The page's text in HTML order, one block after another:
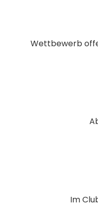
Wettbewerb
Im